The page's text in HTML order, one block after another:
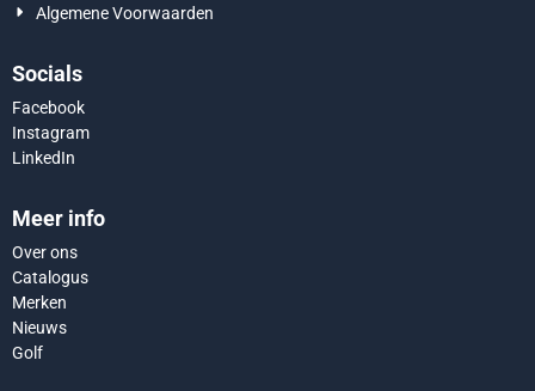
Algemene Voorwaarden
Socials
Facebook
Instagram
LinkedIn
Meer info
Over ons
Catalogus
Merken
Nieuws
Golf